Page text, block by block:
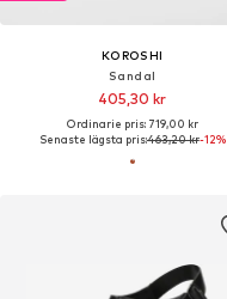
KOROSHI
Sandal
405,30 kr
Ordinarie pris: 719,00 kr
Senaste lägsta pris:463,20 kr-12%